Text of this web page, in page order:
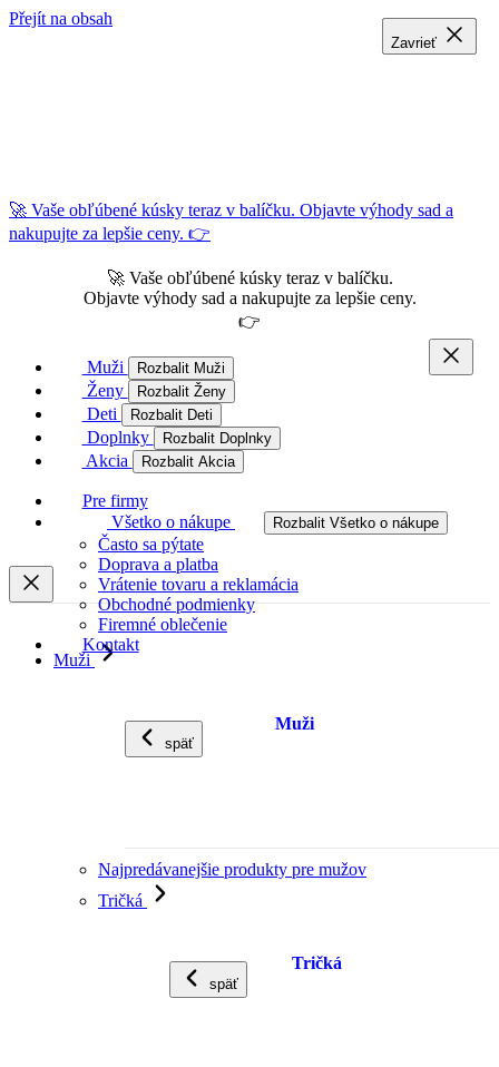
Přejít na obsah
🚀 Vaše obľúbené kúsky teraz v balíčku. Objavte výhody sad a
nakupujte za lepšie ceny. 👉
🚀 Vaše obľúbené kúsky teraz v balíčku.
Objavte výhody sad a nakupujte za lepšie ceny.
👉
Muži Rozbalit Muži
Ženy Rozbalit Ženy
Deti Rozbalit Deti
Doplnky Rozbalit Doplnky
Akcia Rozbalit Akcia
Pre firmy
Všetko o nákupe
Rozbalit Všetko o nákupe
Často sa pýtate
Doprava a platba
Vrátenie tovaru a reklamácia
Obchodné podmienky
Firemné oblečenie
Kontakt
Muži
späť
Muži
Najpredávanejšie produkty pre mužov
Tričká
späť
Tričká
Zavrieť
Zavrieť
Zavrieť